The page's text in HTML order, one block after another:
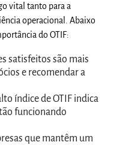
vital tanto para a
operacional. Abaixo
do OTIF:
satisfeitos são mais
e recomendar a
índice de OTIF indica
funcionando
que mantêm um